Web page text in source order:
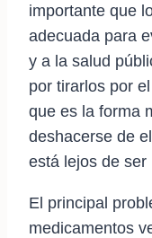
importante que
adecuada para
y a la salud
por tirarlos por
que es la forma
deshacerse de
está lejos de ser
El principal
medicamentos